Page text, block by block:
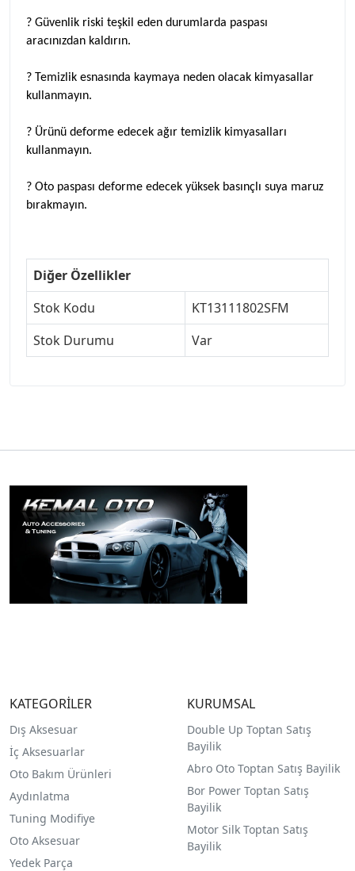
? Güvenlik riski teşkil eden durumlarda paspası
aracınızdan kaldırın.
? Temizlik esnasında kaymaya neden olacak kimyasallar
kullanmayın.
? Ürünü deforme edecek ağır temizlik kimyasalları
kullanmayın.
? Oto paspası deforme edecek yüksek basınçlı suya maruz
bırakmayın.
Diğer Özellikler
Stok Kodu
KT13111802SFM
Stok Durumu
Var
KATEGORİLER
Dış Aksesuar
İç Aksesuarlar
Oto Bakım Ürünleri
Aydınlatma
Tuning Modifiye
Oto Aksesuar
Yedek Parça
KURUMSAL
Double Up Toptan Satış
Bayilik
Abro Oto Toptan Satış Bayilik
Bor Power Toptan Satış
Bayilik
Motor Silk Toptan Satış
Bayilik